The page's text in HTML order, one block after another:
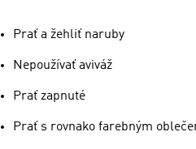
Prať a žehliť naruby
Nepoužívať aviváž
Prať zapnuté
Prať s rovnako farebným